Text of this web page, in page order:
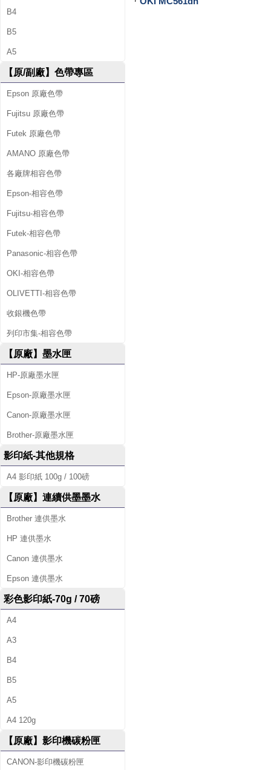
墨
水
、
環
保
碳
粉
、
原
廠
碳
粉
匣
、
原
廠
墨
水
匣
、
標
帶
、
辦
公
文
具
並
提
供
B4
B5
A5
【原/副廠】色帶專區
Epson 原廠色帶
Fujitsu 原廠色帶
Futek 原廠色帶
AMANO 原廠色帶
各廠牌相容色帶
Epson-相容色帶
Fujitsu-相容色帶
Futek-相容色帶
Panasonic-相容色帶
OKI-相容色帶
OLIVETTI-相容色帶
收銀機色帶
列印市集-相容色帶
【原廠】墨水匣
HP-原廠墨水匣
Epson-原廠墨水匣
Canon-原廠墨水匣
Brother-原廠墨水匣
影印紙-其他規格
A4 影印紙 100g / 100磅
【原廠】連續供墨墨水
Brother 連供墨水
HP 連供墨水
Canon 連供墨水
Epson 連供墨水
彩色影印紙-70g / 70磅
A4
A3
B4
B5
A5
A4 120g
【原廠】影印機碳粉匣
CANON-影印機碳粉匣